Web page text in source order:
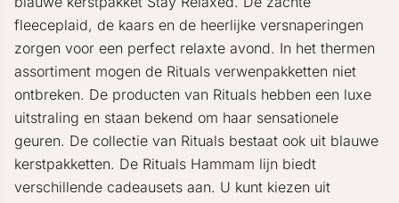
fleeceplaid, de kaars en de heerlijke versnaperingen
zorgen voor een perfect relaxte avond. In het thermen
assortiment mogen de Rituals verwenpakketten niet
ontbreken. De producten van Rituals hebben een luxe
uitstraling en staan bekend om haar sensationele
geuren. De collectie van Rituals bestaat ook uit blauwe
kerstpakketten. De Rituals Hammam lijn biedt
verschillende cadeausets aan. U kunt kiezen uit